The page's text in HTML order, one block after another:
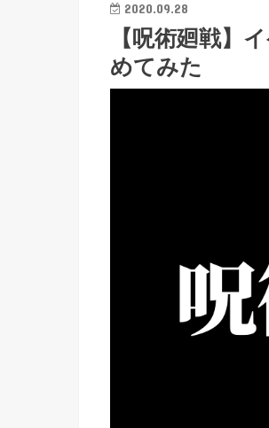
2020.09.28
【呪術廻戦】
めてみた